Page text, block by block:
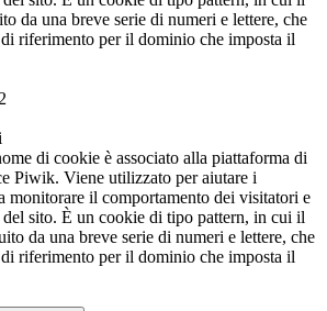
da una breve serie di numeri e lettere, che
riferimento per il dominio che imposta il
di cookie è associato alla piattaforma di
Piwik. Viene utilizzato per aiutare i
monitorare il comportamento dei visitatori e
del sito. È un cookie di tipo pattern, in cui il
da una breve serie di numeri e lettere, che
riferimento per il dominio che imposta il